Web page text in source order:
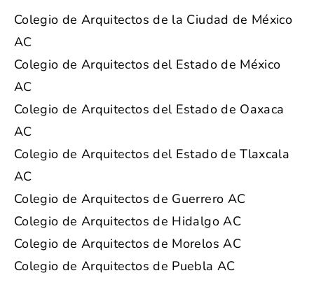
Colegio de Arquitectos de la Ciudad de México
AC
Colegio de Arquitectos del Estado de México
AC
Colegio de Arquitectos del Estado de Oaxaca
AC
Colegio de Arquitectos del Estado de Tlaxcala
AC
Colegio de Arquitectos de Guerrero AC
Colegio de Arquitectos de Hidalgo AC
Colegio de Arquitectos de Morelos AC
Colegio de Arquitectos de Puebla AC